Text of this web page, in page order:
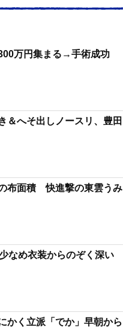
万円集まる→手術成功
へそ出しノースリ、豊田
布面積 快進撃の東雲うみ
なめ衣装からのぞく深い
く立派「でか」早朝から